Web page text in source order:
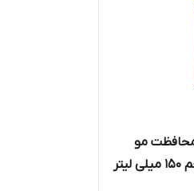
مو
اگزونیک مدل خاویار حجم 150 میلی لیتر